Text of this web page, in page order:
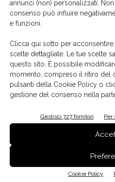
annunci (non) personalizzati.
consenso può influire
e funzioni.
Clicca qui sotto per
scelte dettagliate. Le tue scelte
questo sito. È possibile
momento, compreso il ritiro del
pulsanti della Cookie Policy o
gestione del consenso nella
Gestisci 727 fornitori Per
Cookie Policy
Collezione Marvel Diva di Atlas Concorde,
Quattro finiture per
Atlas Concordeè riuscita a
eccellente grazie all’utilizzo
Polished
è una superficie
superficie dei marmi levigati e
luminosità del fondo.Velvet,